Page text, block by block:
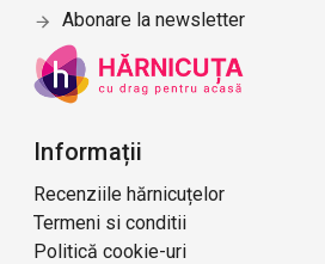
Abonare la newsletter
Informații
Recenziile hărnicuțelor
Termeni si conditii
Politică cookie-uri